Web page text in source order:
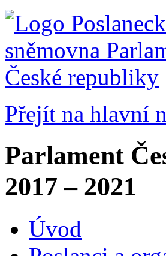
Přejít na hlavní
Parlament
2017 – 2021
Úvod